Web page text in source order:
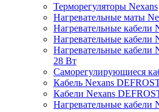
Терморегуляторы Nexans
Нагревательные маты
Нагревательные кабели
Нагревательные кабели
Нагревательные
28 Вт
Саморегулирующиеся
Кабель Nexans
Кабели Nexans
Нагревательные кабели